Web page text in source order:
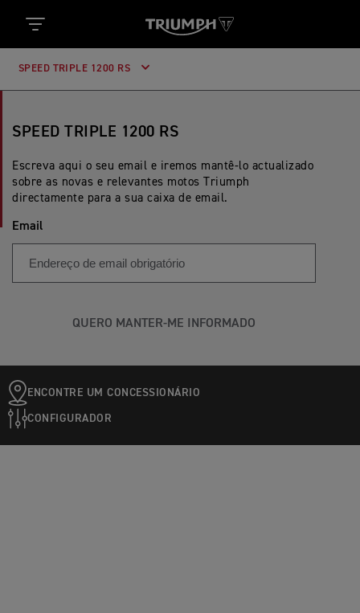
SPEED TRIPLE 1200 RS
SPEED TRIPLE 1200 RS
Escreva aqui o seu email e iremos mantê-lo actualizado
sobre as novas e relevantes motos Triumph
directamente para a sua caixa de email.
Email
QUERO MANTER-ME INFORMADO
ENCONTRE UM CONCESSIONÁRIO
CONFIGURADOR